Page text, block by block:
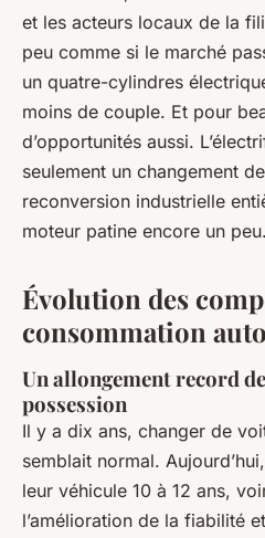
et les acteurs locaux de la
peu comme si le marché
un quatre-cylindres
moins de couple. Et pour
d’opportunités aussi.
seulement un changement
reconversion industrielle
moteur patine encore un peu.
Évolution des
consommation
Un allongement record
possession
Il y a dix ans, changer de
semblait normal.
leur véhicule 10 à 12 ans,
l’amélioration de la fiabilité